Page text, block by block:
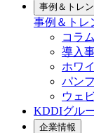
事例＆トレ
事例＆トレ
コラム
導入
ホワ
パン
ウェ
KDDIグル
企業情報